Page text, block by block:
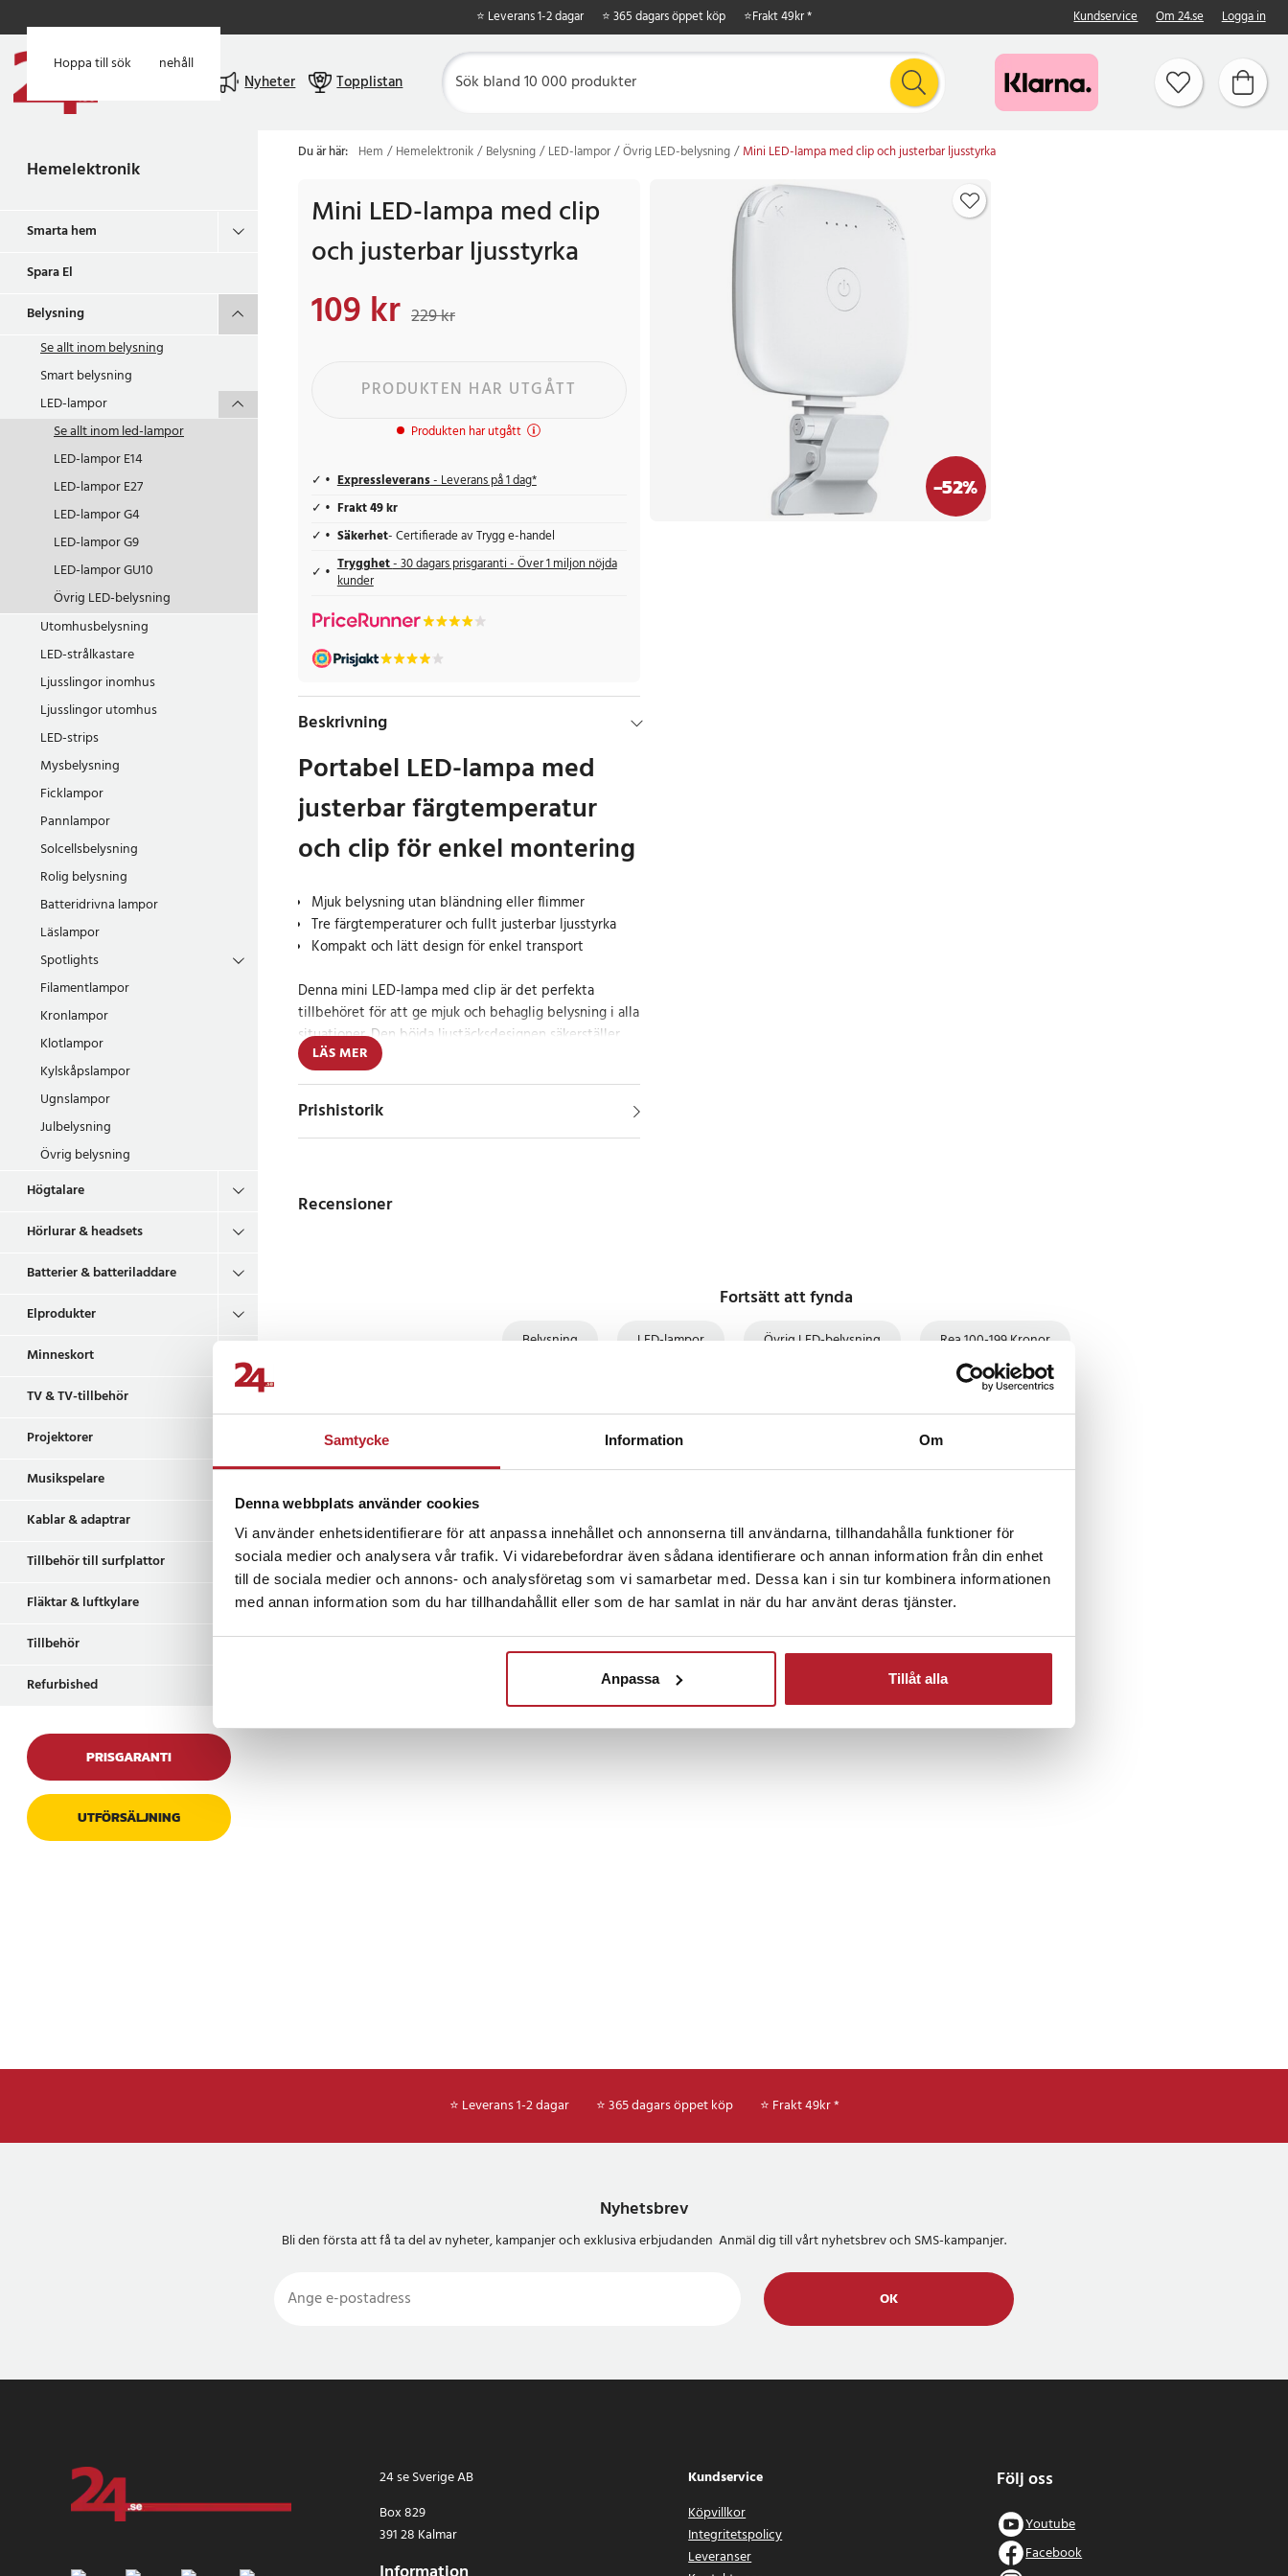
Samtycke Information Om
Denna webbplats använder cookies
Vi använder enhetsidentifierare för att anpassa innehållet och annonserna till användarna, tillhandahålla funktioner för
sociala medier och analysera vår trafik. Vi vidarebefordrar även sådana identifierare och annan information från din enhet
till de sociala medier och annons- och analysföretag som vi samarbetar med. Dessa kan i sin tur kombinera informationen
med annan information som du har tillhandahållit eller som de har samlat in när du har använt deras tjänster.
Anpassa Tillåt alla
Hoppa till huvudinnehåll
Hoppa till sök
⭐ Leverans 1-2 dagar ⭐ 365 dagars öppet köp ⭐Frakt 49kr * Kundservice Om 24.se Logga in
Nyheter Topplistan
Hemelektronik
Smarta hem
Spara El
Belysning
Se allt inombelysning
Smart belysning
LED-lampor
Se allt inomled-lampor
LED-lampor E14
LED-lampor E27
LED-lampor G4
LED-lampor G9
LED-lampor GU10
Övrig LED-belysning
Utomhusbelysning
LED-strålkastare
Ljusslingor inomhus
Ljusslingor utomhus
LED-strips
Mysbelysning
Ficklampor
Pannlampor
Solcellsbelysning
Rolig belysning
Batteridrivna lampor
Läslampor
Spotlights
Filamentlampor
Kronlampor
Klotlampor
Kylskåpslampor
Ugnslampor
Julbelysning
Övrig belysning
Högtalare
Hörlurar & headsets
Batterier & batteriladdare
Elprodukter
Minneskort
TV & TV-tillbehör
Projektorer
Musikspelare
Kablar & adaptrar
Tillbehör till surfplattor
Fläktar & luftkylare
Tillbehör
Refurbished
PRISGARANTI
UTFÖRSÄLJNING
Du är här: Hem Hemelektronik Belysning LED-lampor Övrig LED-belysning Mini LED-lampa med clip och justerbar ljusstyrka
-52%
Mini LED-lampa med clip
och justerbar ljusstyrka
Nuvarande pris
109 kr 229 kr
PRODUKTEN HAR UTGÅTT
Produkten har utgått
Expressleverans- Leverans på 1 dag*
Frakt 49 kr
Säkerhet- Certifierade av Trygg e-handel
Trygghet- 30 dagars prisgaranti - Över 1 miljon nöjda
kunder
Beskrivning
Portabel LED-lampa med
justerbar färgtemperatur
och clip för enkel montering
Mjuk belysning utan bländning eller flimmer
Tre färgtemperaturer och fullt justerbar ljusstyrka
Kompakt och lätt design för enkel transport
Denna mini LED-lampa med clip är det perfekta
tillbehöret för att ge mjuk och behaglig belysning i alla
situationer. Den böjda ljustäcksdesignen säkerställer
att ljuset sprids jämnt, utan bländning eller flimmer.
Med tre justerbara färgtemperaturer och en ljusstyrka
som kan justeras från 0 till 100 %, kan du enkelt hitta
den perfekta inställningen för alla behov. Dess
kompakta och lätta design gör den enkel att bära med
clipet gör att lampan kan fästas på olika ytor för enkel
justerbar vinkel för att alltid få rätt ljusvinkel. Med en
lampan redo när du behöver den. Dess
färgåtergivningsindex är imponerande högt (≥95),
och videor.
Specifikation
- Maximal effekt: 3W
- Laddningsport: Type-C, 5V/1A
- Färgtemperatur: 2500K-9000K
- Färgåtergivningsindex: ≥95
- Maximal ljusstyrka: ≥260LUX (på 0,5 meters avstånd i
- Laddningstid: ca 1,5 timmar
LÄS MER
Prishistorik
Recensioner
Fortsätt att fynda
Belysning LED-lampor Övrig LED-belysning Rea 100-199 Kronor
⭐ Leverans 1-2 dagar ⭐ 365 dagars öppet köp ⭐ Frakt 49kr *
Nyhetsbrev
Bli den första att få ta del av nyheter, kampanjer och exklusiva erbjudanden Anmäl dig till vårt nyhetsbrev och SMS-kampanjer.
OK
24 se Sverige AB
Box 829
391 28 Kalmar
Kundservice
Köpvillkor
Integritetspolicy
Leveranser
Följ oss
Youtube
Facebook